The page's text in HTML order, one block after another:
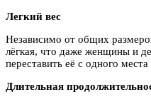
Легкий вес
Независимо от общих
лёгкая, что даже женщины и
переставить её с одного места
Длительная